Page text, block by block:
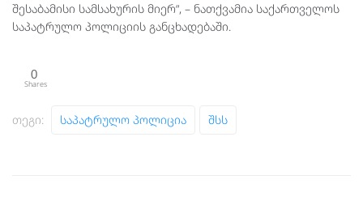
შესაბამისი სამსახურის მიერ“, – ნათქვამია საქართველოს
საპატრულო პოლიციის განცხადებაში.
0
Shares
Თეგი: Საპატრულო Პოლიცია Შსს